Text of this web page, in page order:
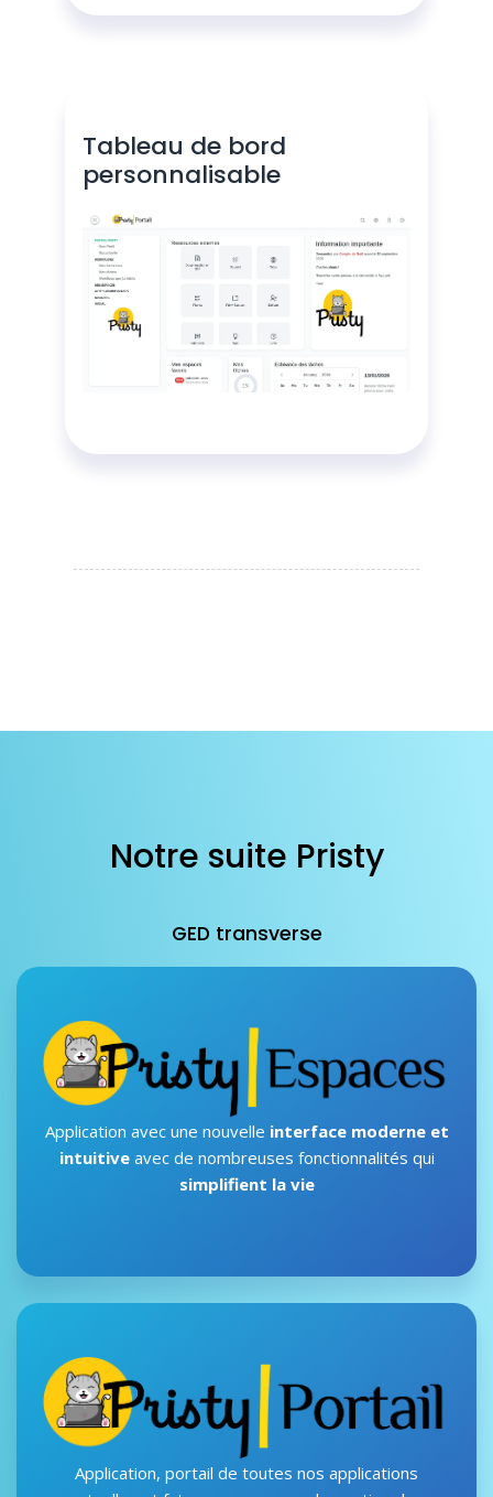
Tableau de bord
personnalisable
Notre suite Pristy
GED transverse
Application avec une nouvelle interface moderne et
intuitiveavec de nombreuses fonctionnalités qui
simplifient la vie
Application, portail de toutes nos applications